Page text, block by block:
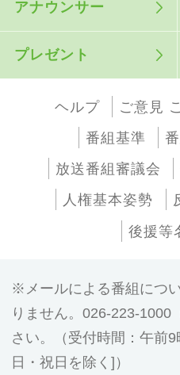
アナウンサー
プレゼント
ヘルプ ご意見
番組基準
放送番組審議会
人権基本姿勢
後援等
メールによる番組につ
りません。026-223-1000
さい。（受付時間：午前9
日・祝日を除く]）